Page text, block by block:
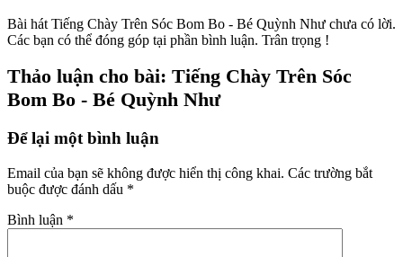
Bài hát Tiếng Chày Trên Sóc Bom Bo - Bé Quỳnh Như chưa có lời.
Các bạn có thể đóng góp tại phần bình luận. Trân trọng !
Thảo luận cho bài: Tiếng Chày Trên Sóc
Bom Bo - Bé Quỳnh Như
Để lại một bình luận
Email của bạn sẽ không được hiển thị công khai. Các trường bắt
buộc được đánh dấu *
Bình luận *